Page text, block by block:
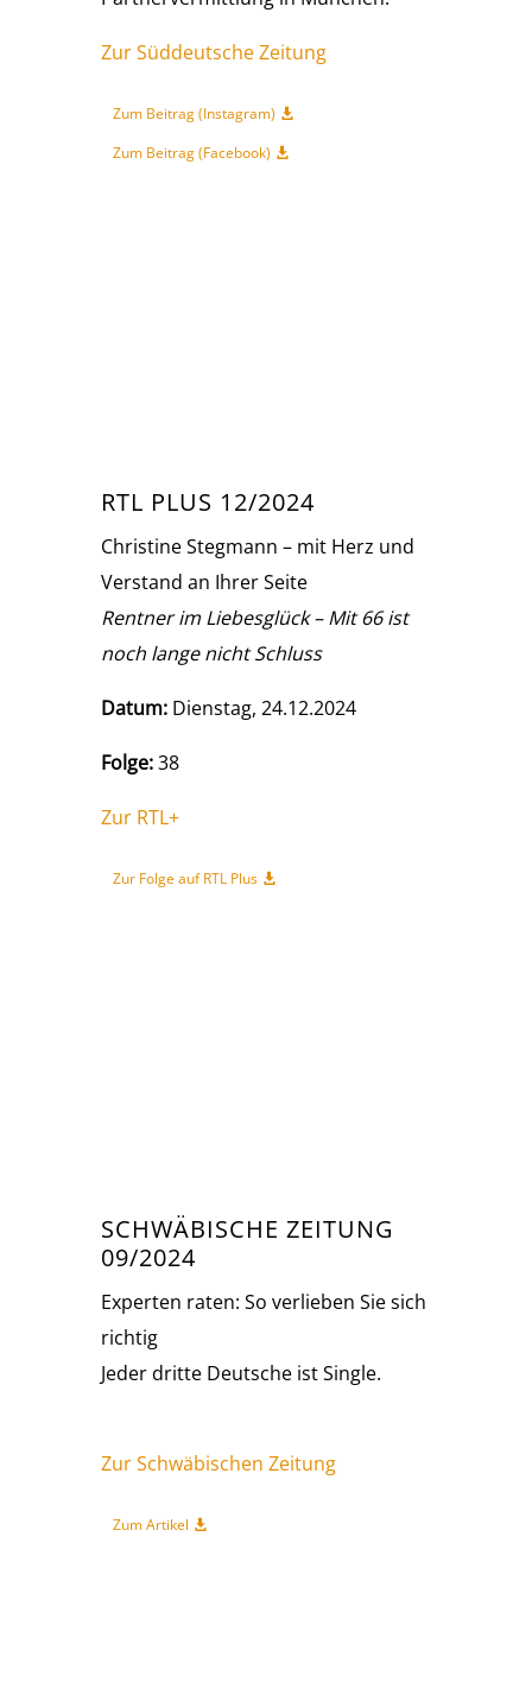
Zur Süddeutsche Zeitung
Zum Beitrag (Instagram)
Zum Beitrag (Facebook)
RTL PLUS 12/2024
Christine Stegmann – mit Herz und
Verstand an Ihrer Seite
Rentner im Liebesglück – Mit 66 ist
noch lange nicht Schluss
Datum:Dienstag, 24.12.2024
Folge:38
Zur RTL+
Zur Folge auf RTL Plus
SCHWÄBISCHE ZEITUNG
09/2024
Experten raten: So verlieben Sie sich
richtig
Jeder dritte Deutsche ist Single.
Zur Schwäbischen Zeitung
Zum Artikel